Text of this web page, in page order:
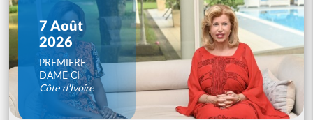
7 Août
2026
PREMIERE
DAME CI
Côte d'Ivoire